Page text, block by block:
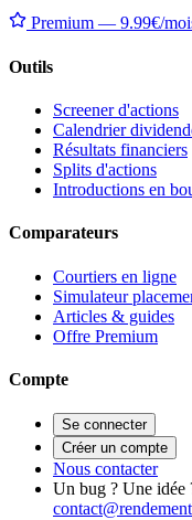
Premium — 9.99€/
Outils
Screener d'actions
Calendrier
Résultats financiers
Splits d'actions
Introductions en
Comparateurs
Courtiers en ligne
Simulateur
Articles & guides
Offre Premium
Compte
Se connecter
Créer un compte
Nous contacter
Un bug ? Une idée